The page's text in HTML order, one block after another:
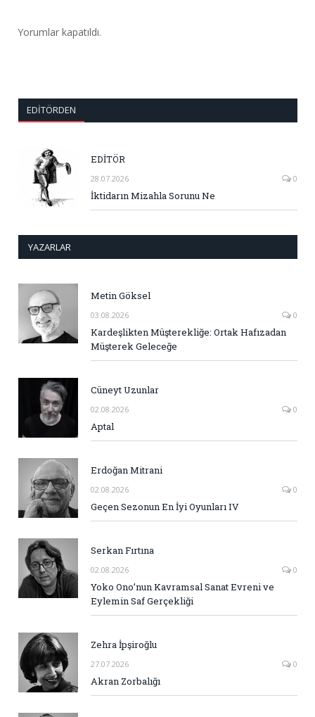
Yorumlar kapatıldı.
EDITÖRDEN
EDİTÖR
28.07.2026 0
İktidarın Mizahla Sorunu Ne
YAZARLAR
Metin Göksel
03.08.2026 0
Kardeşlikten Müşterekliğe: Ortak Hafızadan
Müşterek Geleceğe
Cüneyt Uzunlar
02.08.2026 0
Aptal
Erdoğan Mitrani
02.08.2026 0
Geçen Sezonun En İyi Oyunları IV
Serkan Fırtına
02.08.2026 0
Yoko Ono’nun Kavramsal Sanat Evreni ve
Eylemin Saf Gerçekliği
Zehra İpşiroğlu
27.07.2026 0
Akran Zorbalığı